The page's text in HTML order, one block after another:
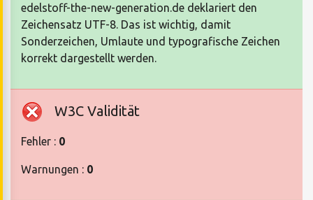
edelstoff-the-new-generation.de deklariert den
Zeichensatz UTF-8. Das ist wichtig, damit
Sonderzeichen, Umlaute und typografische Zeichen
korrekt dargestellt werden.
W3C Validität
Fehler : 0
Warnungen : 0